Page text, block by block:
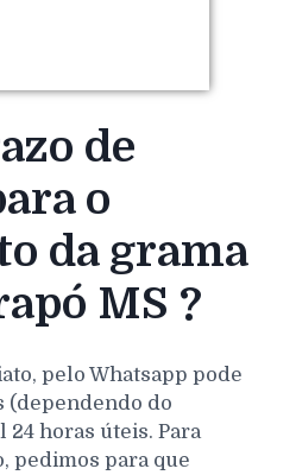
de
o
da grama
MS ?
pelo Whatsapp pode
(dependendo do
horas úteis. Para
pedimos para que